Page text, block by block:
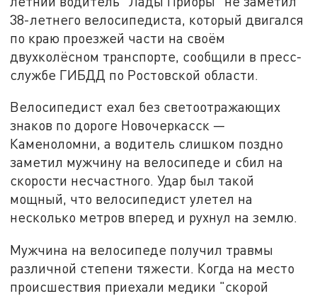
38-летнего велосипедиста, который двигался
по краю проезжей части на своём
двухколёсном транспорте, сообщили в пресс-
службе ГИБДД по Ростовской области.
Велосипедист ехал без светоотражающих
знаков по дороге Новочеркасск —
Каменоломни, а водитель слишком поздно
заметил мужчину на велосипеде и сбил на
скорости несчастного. Удар был такой
мощный, что велосипедист улетел на
несколько метров вперед и рухнул на землю.
Мужчина на велосипеде получил травмы
различной степени тяжести. Когда на место
происшествия приехали медики "скорой